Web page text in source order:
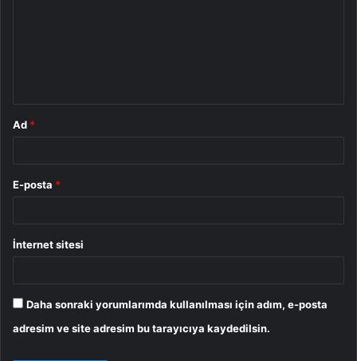
Ad *
E-posta *
İnternet sitesi
Daha sonraki yorumlarımda kullanılması için adım, e-posta
adresim ve site adresim bu tarayıcıya kaydedilsin.